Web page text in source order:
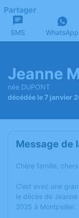
Partager
SMS WhatsApp
Jeanne
née DUPONT
décédée le 7 janvier
Message de
Chère famille, chers
C’est avec une
le décès de
2025 à Montpellier.